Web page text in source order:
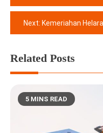
pos
Next: Kemeriahan Helaran
Related Posts
5 MINS READ